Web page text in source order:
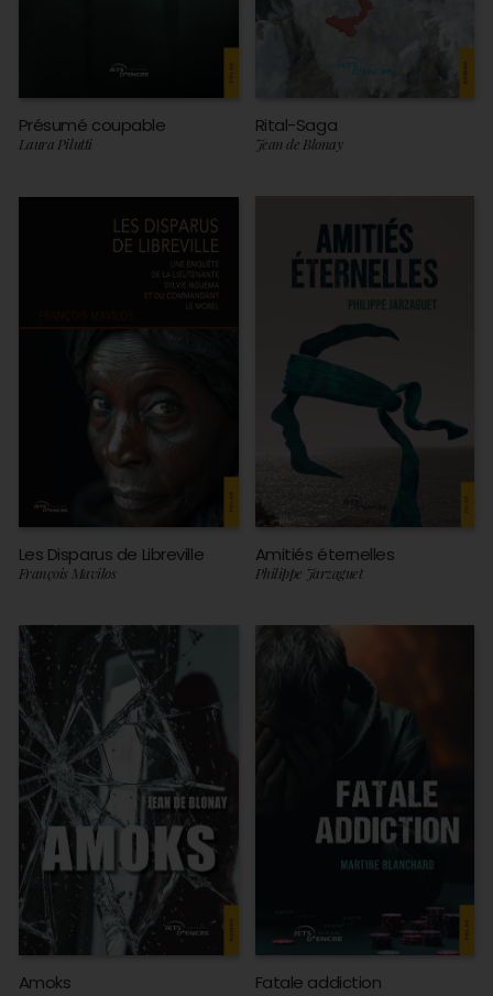
Présumé coupable
Laura Pilutti
Rital-Saga
Jean de Blonay
Les Disparus de Libreville
François Mavilos
Amitiés éternelles
Philippe Jarzaguet
Amoks Fatale addiction